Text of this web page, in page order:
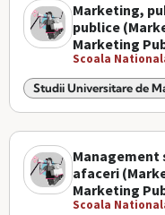
Marketing,
publice
Marketing
Scoala
Studii Universitare de
Management
afaceri
Marketing
Scoala